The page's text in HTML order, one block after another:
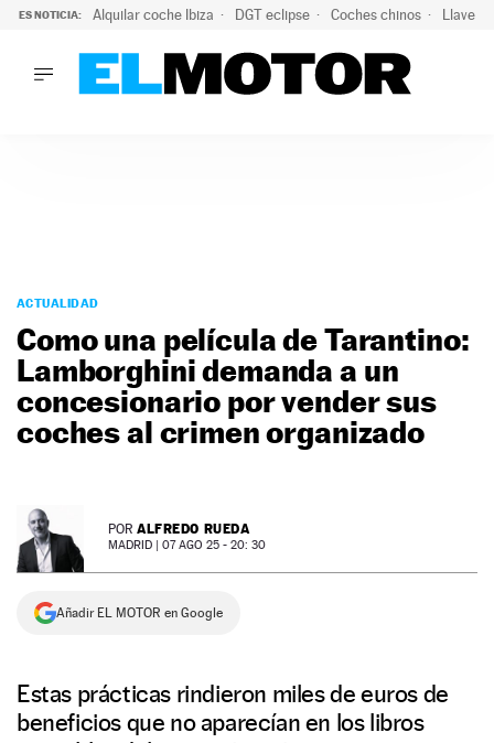
ES NOTICIA: Alquilar coche Ibiza DGT eclipse Coches chinos Llaves
PODCAST
MOTOS
TECNOLOGÍA
NEWSLETTER
ACTUALIDAD
Como una película de Tarantino:
Lamborghini demanda a un
concesionario por vender sus
coches al crimen organizado
POR ALFREDO RUEDA
MADRID | 07 AGO 25 - 20: 30
Añadir EL MOTOR en Google
Estas prácticas rindieron miles de euros de
beneficios que no aparecían en los libros